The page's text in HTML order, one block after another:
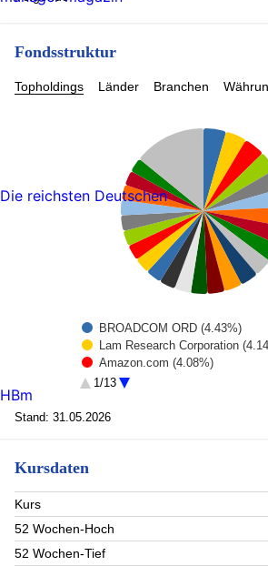
Fondsstruktur
Topholdings Länder Branchen
BROADCOM ORD (4.43%)
Lam Research Corporation
Amazon.com (4.08%)
KLA CORP (3.97%)
Advanced Micro Devices (3.74%)
Taiwan Semiconductor
London Stock Exchange Group
Visa (3.25%)
1/13
Stand: 31.05.2026
Kursdaten
Kurs
52 Wochen-Hoch
52 Wochen-Tief
Die reichsten Deutschen
HBm